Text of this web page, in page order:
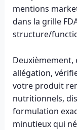
mentions
dans la grille
structure/
Deuxièmement,
allégation,
votre produit
nutritionnels,
formulation
minutieux qui